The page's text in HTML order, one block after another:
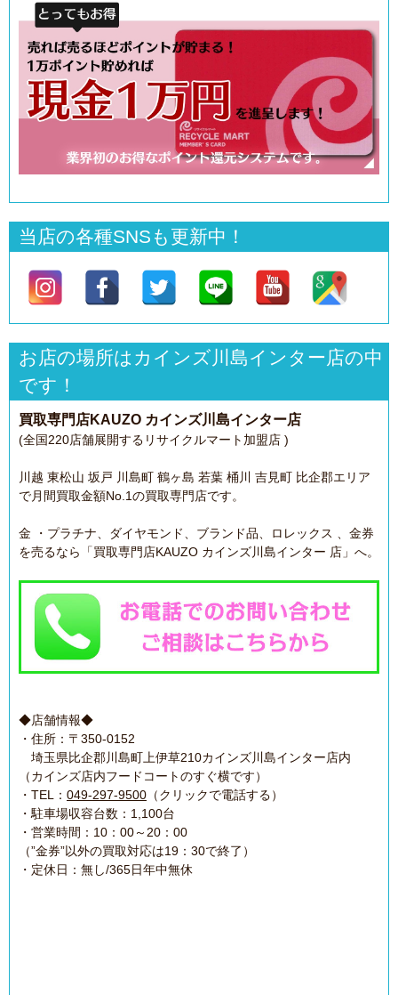
当店の各種SNSも更新中！
お店の場所はカインズ川島インター店の中
です！
買取専門店KAUZO カインズ川島インター店
(全国220店舗展開するリサイクルマート加盟店 )
川越 東松山 坂戸 川島町 鶴ヶ島 若葉 桶川 吉見町 比企郡エリア
で月間買取金額No.1の買取専門店です。
金 ・プラチナ、ダイヤモンド、ブランド品、ロレックス 、金券
を売るなら「買取専門店KAUZO カインズ川島インター 店」へ。
◆店舗情報◆
・住所：〒350-0152
埼玉県比企郡川島町上伊草210カインズ川島インター店内
（カインズ店内フードコートのすぐ横です）
・TEL： 049-297-9500 （クリックで電話する）
・駐車場収容台数：1,100台
・営業時間：10：00～20：00
（”金券”以外の買取対応は19：30で終了）
・定休日：無し/365日年中無休